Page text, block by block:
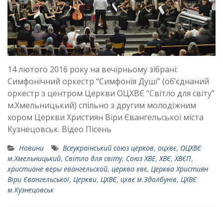
14 лютого 2016 року на вечірньому зібрані:
Симфонічний оркестр “Симфонія Душі” (об’єднаний
оркестр з центром Церкви ОЦХВЄ “Світло для світу”
м.Хмельницький) спільно з другим молодіжним
хором Церкви Християн Віри Євангельської міста
Кузнецовськ. Відео Пісень
Новини Всеукраїнський союз церков, оцхвє, ОЦХВЄ
м.Хмельницький, Світло для світу, Союз ХВЕ,ХВЄ,ХВЄП,
христиане веры евангельской, церква хвє, Церква Християн
Віри Євангельської, Церкви, ЦХВЄ, цхвє м.Здолбунів, ЦХВЄ
м.Кузнецовськ